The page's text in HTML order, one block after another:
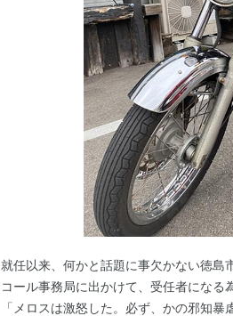
就任以来、何かと話題に事欠かない徳島
コール事務局に出かけて、受任者になる
「メロスは激怒した。必ず、かの邪知